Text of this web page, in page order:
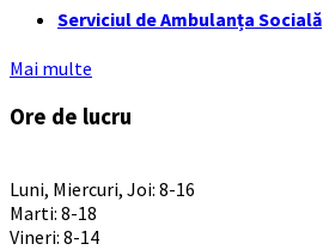
Serviciul de Ambulanța Socială
Mai multe
Ore de lucru
Luni, Miercuri, Joi: 8-16
Marti: 8-18
Vineri: 8-14